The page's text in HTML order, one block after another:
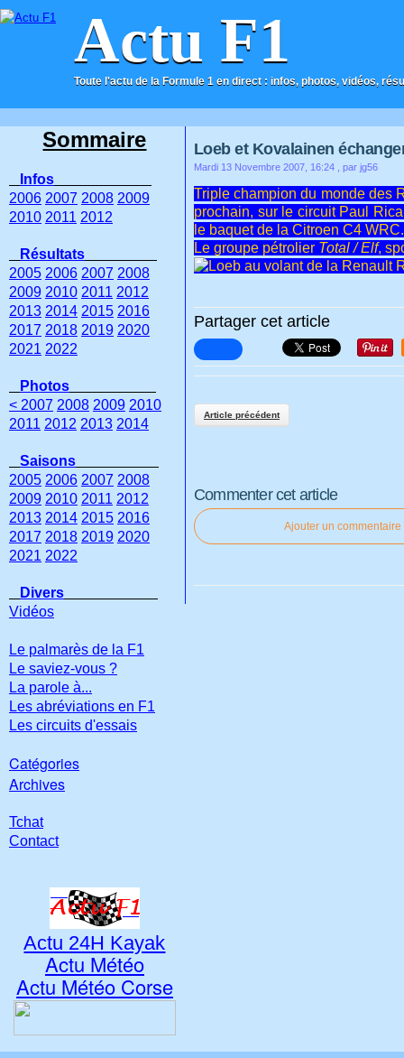
Actu F1
Toute l'actu de la Formule 1 en direct : infos, photos, vidéos,
ACCUEIL CONTACT
Loeb et Kovalainen
Mardi 13 Novembre 2007, 16:24 , par jg56
Triple champion du monde des
prochain, sur le circuit Paul
le baquet de la Citroen C4 WRC.
Le groupe pétrolier Total / Elf,
Partager cet article
Article précédent
Commenter cet article
Ajouter un commentaire
Sommaire
Infos
2006 2007 2008 2009
2010 2011 2012
Résultats
2005 2006 2007 2008
2009 2010 2011 2012
2013 2014 2015 2016
2017 2018 2019 2020
2021 2022
Photos
< 2007 2008 2009 2010
2011 2012 2013 2014
Saisons
2005 2006 2007 2008
2009 2010 2011 2012
2013 2014 2015 2016
2017 2018 2019 2020
2021 2022
Divers
Vidéos
Le palmarès de la F1
Le saviez-vous ?
La parole à...
Les abréviations en F1
Les circuits d'essais
Catégories
Archives
Tchat
Contact
Actu 24H Kayak
Actu Météo
Actu Météo Corse